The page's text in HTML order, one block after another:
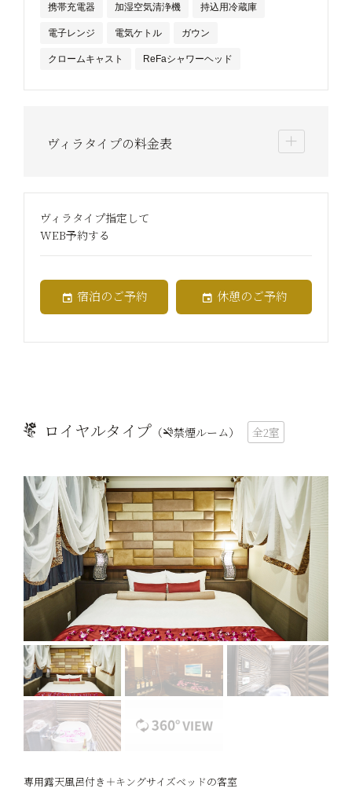
携帯充電器 加湿空気清浄機 持込用冷蔵庫
電子レンジ 電気ケトル ガウン
クロームキャスト ReFaシャワーヘッド
ヴィラタイプの料金表
ヴィラタイプ指定して
WEB予約する
宿泊のご予約 休憩のご予約
ロイヤルタイプ （ 禁煙ルーム） 全2室
専用露天風呂付き＋キングサイズベッドの客室